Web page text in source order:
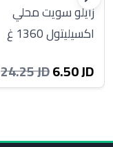
زايلو سويت محلي
اكسيليتول 1360 غ
24.25 JD6.50 JD